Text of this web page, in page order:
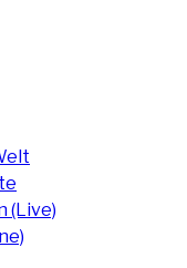
(Live)